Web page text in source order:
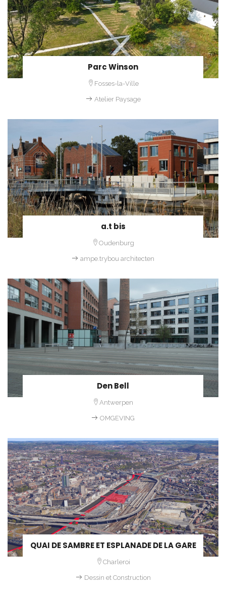
Parc Winson
Fosses-la-Ville
Atelier Paysage
a.t bis
Oudenburg
ampe.trybou architecten
Den Bell
Antwerpen
OMGEVING
QUAI DE SAMBRE ET ESPLANADE DE LA GARE
Charleroi
Dessin et Construction